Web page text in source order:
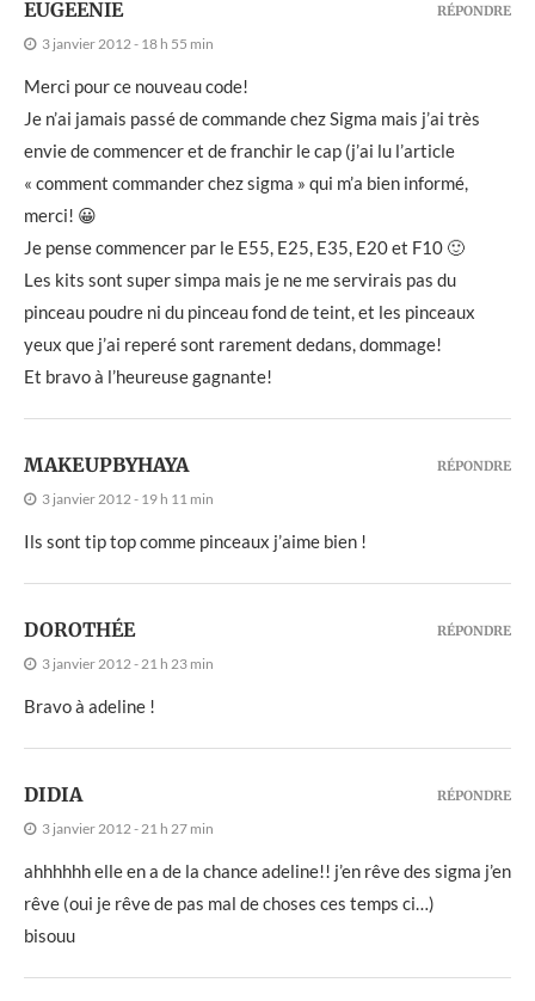
EUGEENIE
3 janvier 2012 - 18 h 55 min
Merci pour ce nouveau code!
Je n’ai jamais passé de commande chez Sigma mais j’ai très
envie de commencer et de franchir le cap (j’ai lu l’article
« comment commander chez sigma » qui m’a bien informé,
merci! 😀
Je pense commencer par le E55, E25, E35, E20 et F10 🙂
Les kits sont super simpa mais je ne me servirais pas du
pinceau poudre ni du pinceau fond de teint, et les pinceaux
yeux que j’ai reperé sont rarement dedans, dommage!
Et bravo à l’heureuse gagnante!
RÉPONDRE
MAKEUPBYHAYA
3 janvier 2012 - 19 h 11 min
Ils sont tip top comme pinceaux j’aime bien !
RÉPONDRE
DOROTHÉE
3 janvier 2012 - 21 h 23 min
Bravo à adeline !
RÉPONDRE
DIDIA
3 janvier 2012 - 21 h 27 min
ahhhhhh elle en a de la chance adeline!! j’en rêve des sigma j’en
rêve (oui je rêve de pas mal de choses ces temps ci…)
bisouu
RÉPONDRE